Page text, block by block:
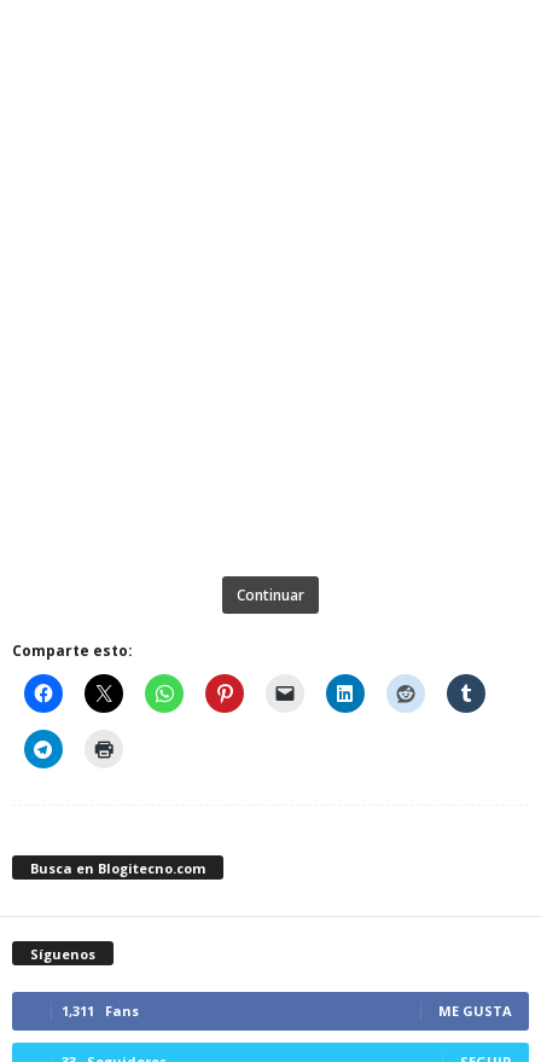
Continuar
Comparte esto:
Busca en Blogitecno.com
Síguenos
1,311 Fans ME GUSTA